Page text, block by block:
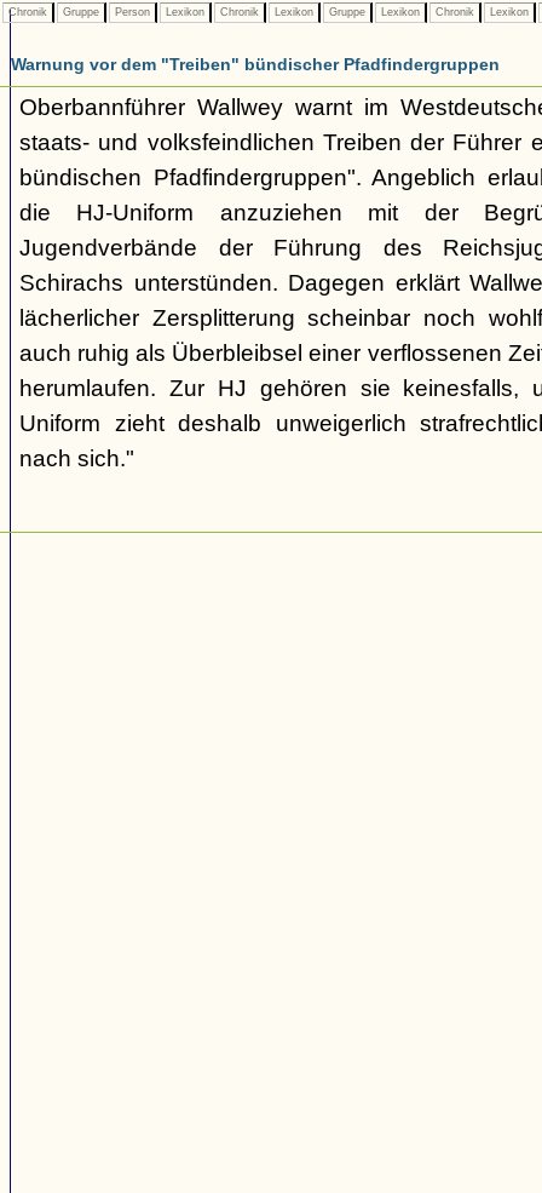
Chronik Gruppe Person Lexikon Chronik Lexikon Gruppe Lexikon Chronik Lexikon
Warnung vor dem "Treiben" bündischer Pfadfindergruppen
Oberbannführer Wallwey warnt im
staats- und volksfeindlichen Treiben der Führer
bündischen Pfadfindergruppen". Angeblich
die HJ-Uniform anzuziehen mit der
Jugendverbände der Führung des
Schirachs unterstünden. Dagegen erklärt
lächerlicher Zersplitterung scheinbar noch
auch ruhig als Überbleibsel einer verflossenen
herumlaufen. Zur HJ gehören sie keinesfalls,
Uniform zieht deshalb unweigerlich
nach sich."